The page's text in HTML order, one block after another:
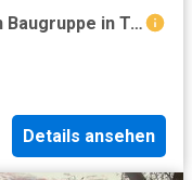
Erstbezug: 2 Zimmer Wohnung in Baugruppe in Toplage in Lüneburg provisionsfrei
Details ansehen